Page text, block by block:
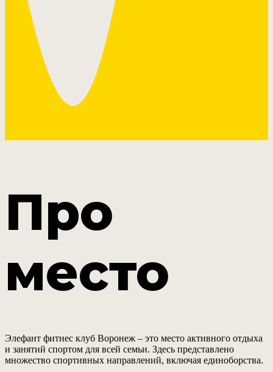
Про
место
Элефант фитнес клуб Воронеж – это место активного отдыха
и занятий спортом для всей семьи. Здесь представлено
множество спортивных направлений, включая единоборства.